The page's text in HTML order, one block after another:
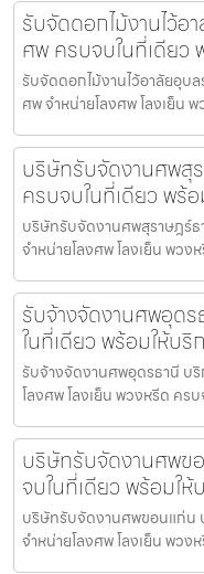
รับจัดดอกไม้งานไว้อ
ศพ ครบจบในที่เดียว
รับจัดดอกไม้งานไว้อาลัยอุบ
ศพ จำหน่ายโลงศพ โลงเย็น
บริษัทรับจัดงานศพสุ
ครบจบในที่เดียว พร้
บริษัทรับจัดงานศพสุราษฎร์
จำหน่ายโลงศพ โลงเย็น พว
รับจ้างจัดงานศพอุด
ในที่เดียว พร้อมให้บริ
รับจ้างจัดงานศพอุดรธานี บ
โลงศพ โลงเย็น พวงหรีด คร
บริษัทรับจัดงานศพข
จบในที่เดียว พร้อมให้
บริษัทรับจัดงานศพขอนแก่น
จำหน่ายโลงศพ โลงเย็น พว